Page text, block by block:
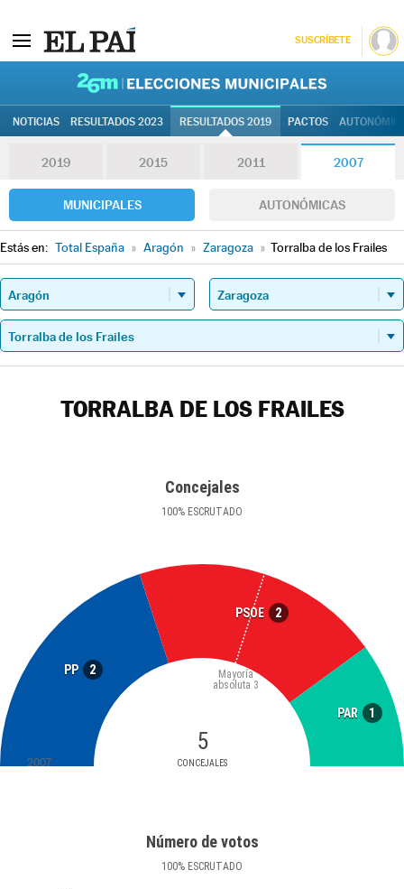
SUSCRÍBETE
NOTICIAS RESULTADOS 2023 RESULTADOS 2019 PACTOS
2019 2015 2011 2007
MUNICIPALES AUTONÓMICAS
Estás en: Total España » Aragón » Zaragoza » Torralba de los Frailes
TORRALBA DE LOS FRAILES
Concejales
100% ESCRUTADO
PP 2
PSOE 2
PAR 1
5
CONCEJALES
Mayoría
absoluta 3
2007
Número de votos
100% ESCRUTADO